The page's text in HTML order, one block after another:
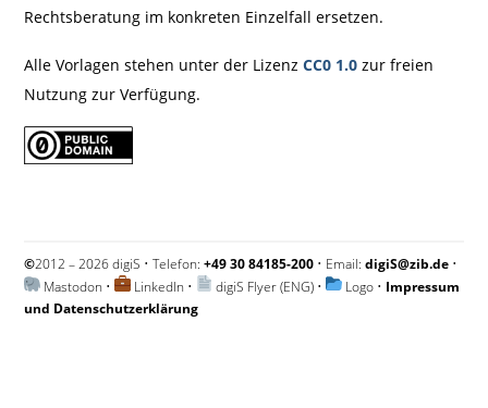
Rechtsberatung im konkreten Einzelfall ersetzen.
Alle Vorlagen stehen unter der LizenzCC0 1.0 zur freien
Nutzung zur Verfügung.
©2012 – 2026 digiS • Telefon:+49 30 84185-200 • Email:digiS@zib.de •
Mastodon • LinkedIn • digiS Flyer (ENG) • Logo • Impressum
und Datenschutzerklärung